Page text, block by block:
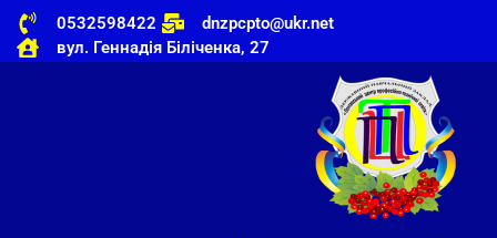
0532598422
dnzpcpto@ukr.net
вул. Геннадія Біліченка, 27